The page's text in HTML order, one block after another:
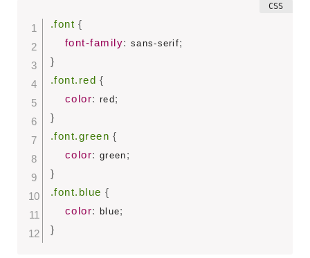
.font {
font-family: sans-serif;
}
.font.red {
color: red ;
}
.font.green {
color: green ;
}
.font.blue {
color: blue;
}